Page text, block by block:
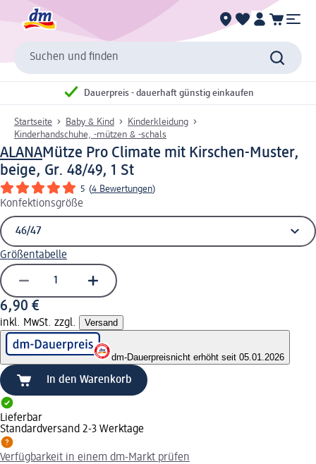
Suchen und finden
Dauerpreis - dauerhaft günstig einkaufen
Startseite Baby & Kind
Kinderkleidung
Kinderhandschuhe, -mützen & -schals
ALANAMütze Pro Climate mit Kirschen-Muster,
beige, Gr. 48/49, 1 St
5 (4 Bewertungen)
Konfektionsgröße
Größentabelle
6,90 €
inkl. MwSt. zzgl. Versand
dm-Dauerpreisnicht erhöht seit 05.01.2026
In den Warenkorb
Lieferbar
Standardversand 2-3 Werktage
Verfügbarkeit in einem dm-Markt prüfen